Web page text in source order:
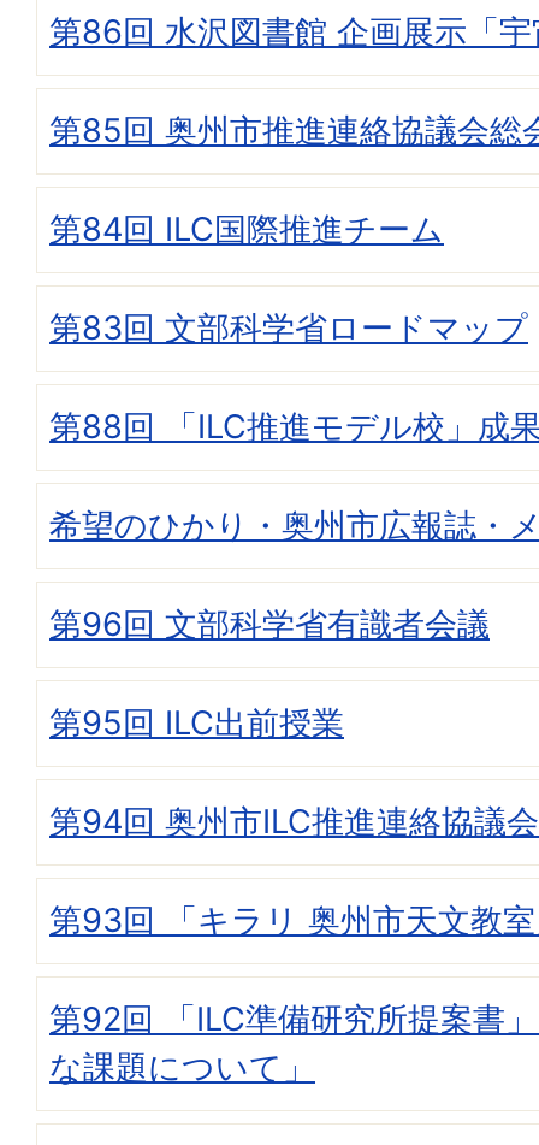
第86回 水沢図書館 企画展示「
第85回 奥州市推進連絡協議会総
第84回 ILC国際推進チーム
第83回 文部科学省ロードマップ
第88回 「ILC推進モデル校」成
希望のひかり・奥州市広報誌・
第96回 文部科学省有識者会議
第95回 ILC出前授業
第94回 奥州市ILC推進連絡協議会
第93回 「キラリ 奥州市天文教
第92回 「ILC準備研究所提案書
な課題について」